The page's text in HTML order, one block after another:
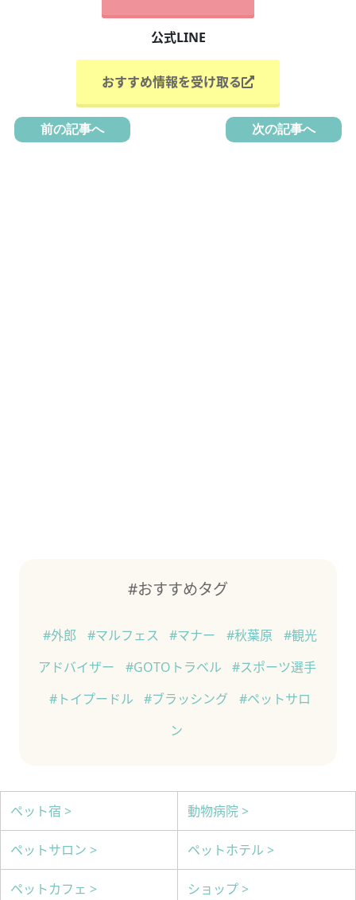
公式LINE
おすすめ情報を受け取る
前の記事へ 次の記事へ
#おすすめタグ
#外郎 #マルフェス #マナー #秋葉原
#観光
アドバイザー
#GOTOトラベル
#スポーツ選手
#トイプードル
#ブラッシング
#ペットサロ
ン
ペット宿 > 動物病院 >
ペットサロン > ペットホテル >
ペットカフェ > ショップ >